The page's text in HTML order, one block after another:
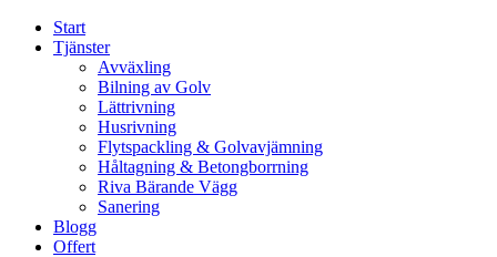
Start
Tjänster
Avväxling
Bilning av Golv
Lättrivning
Husrivning
Flytspackling & Golvavjämning
Håltagning & Betongborrning
Riva Bärande Vägg
Sanering
Blogg
Offert